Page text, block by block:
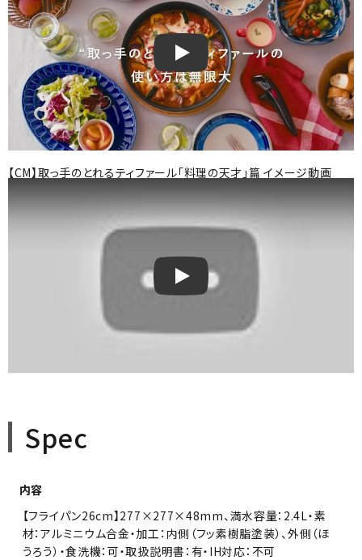
取っ手の取れるティファールイメー
【CM】取っ手のとれるティファール「料理の天才」篇 イメージ動画
【CM】取っ手のとれるティファール「
Spec
内容
【フライパン26cm】277×277×48mm、満水容量：2.4L・素
材：アルミニウム合金・加工：内側（フッ素樹脂塗装）、外側（ほ
うろう）・食洗機：可・取扱説明書：有・IH対応：不可